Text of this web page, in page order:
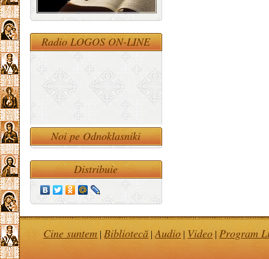
Radio LOGOS ON-LINE
Noi pe Odnoklasniki
Distribuie
Cine suntem | Bibliotecă |Audio | Video | Program